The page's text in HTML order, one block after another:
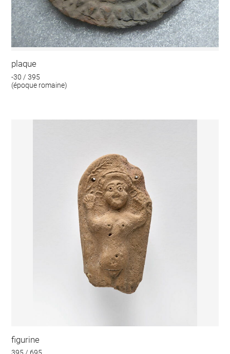
plaque
-30 / 395
(époque romaine)
figurine